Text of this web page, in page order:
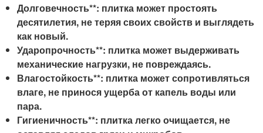
Долговечность**: плитка может простоять
десятилетия, не теряя своих свойств и выглядеть
как новый.
Ударопрочность**: плитка может выдерживать
механические нагрузки, не повреждаясь.
Влагостойкость**: плитка может сопротивляться
влаге, не принося ущерба от капель воды или
пара.
Гигиеничность**: плитка легко очищается, не